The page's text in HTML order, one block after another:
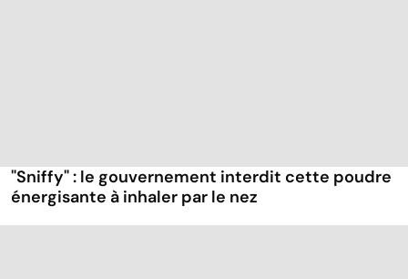
"Sniffy" : le gouvernement interdit cette poudre
énergisante à inhaler par le nez